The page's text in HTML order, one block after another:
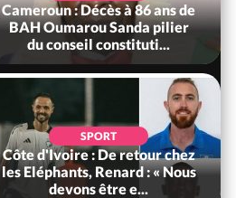
Cameroun : Décès à 86 ans de
BAH Oumarou Sanda pilier
du conseil constituti...
SPORT
Côte d'Ivoire : De retour chez
les Eléphants, Renard : « Nous
devons être e...